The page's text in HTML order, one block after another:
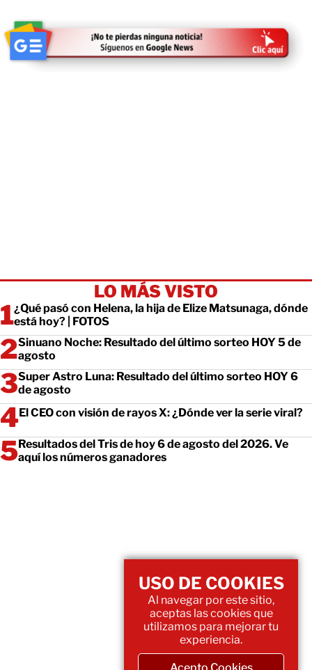
LO MÁS VISTO
¿Qué pasó con Helena, la hija de Elize Matsunaga, dónde
está hoy? | FOTOS
Sinuano Noche: Resultado del último sorteo HOY 5 de
agosto
Super Astro Luna: Resultado del último sorteo HOY 6
de agosto
El CEO con visión de rayos X: ¿Dónde ver la serie viral?
Resultados del Tris de hoy 6 de agosto del 2026. Ve
aquí los números ganadores
USO DE COOKIES
Al navegar por este sitio,
aceptas las cookies que
utilizamos para mejorar tu
experiencia.
Acepto Cookies